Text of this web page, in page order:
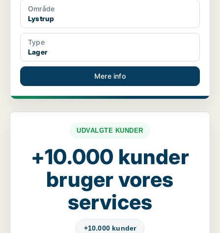
Område
Lystrup
Type
Lager
Mere info
UDVALGTE KUNDER
+10.000 kunder
bruger vores
services
+10.000 kunder